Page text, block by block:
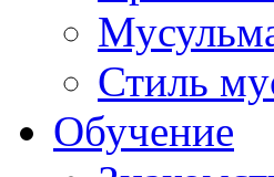
Стиль
Обучение